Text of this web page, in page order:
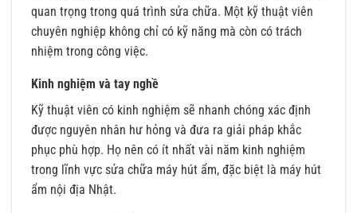
quan trọng trong quá trình sửa chữa. Một kỹ thuật viên
chuyên nghiệp không chỉ có kỹ năng mà còn có trách
nhiệm trong công việc.
Kinh nghiệm và tay nghề
Kỹ thuật viên có kinh nghiệm sẽ nhanh chóng xác định
được nguyên nhân hư hỏng và đưa ra giải pháp khắc
phục phù hợp. Họ nên có ít nhất vài năm kinh nghiệm
trong lĩnh vực sửa chữa máy hút ẩm, đặc biệt là máy hút
ẩm nội địa Nhật.